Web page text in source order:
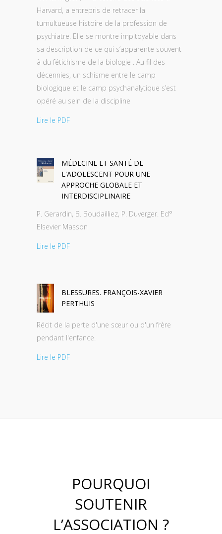
Harvard, a entrepris de retracer la
tumultueuse histoire de la profession de
psychiatre. Elle se montre impitoyable dans
sa description de ce qui s’apparente souvent
à du fétichisme de la biologie . Au fil des
décennies, un schisme entre le camp
biologique et le camp psychanalytique s’est
opéré au sein de la discipline
Lire le PDF
MÉDECINE ET SANTÉ DE
L'ADOLESCENT POUR UNE
APPROCHE GLOBALE ET
INTERDISCIPLINAIRE
P. Gerardin, B. Boudailliez, P. Duverger. Ed°
Elsevier Masson
Lire le PDF
BLESSURES. FRANÇOIS-XAVIER
PERTHUIS
Récit de la perte d'une sœur ou d'un frère
pendant l'enfance.
Lire le PDF
POURQUOI
SOUTENIR
L’ASSOCIATION ?